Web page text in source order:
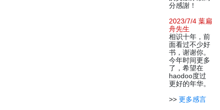
分感謝！
2023/7/4 葉扁
舟先生
相识十年，前
面看过不少好
书，谢谢你。
今年时间更多
了，希望在
haodoo度过
更好的年华。
>> 更多感言